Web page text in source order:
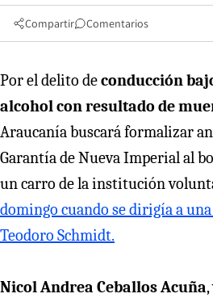
Compartir Comentarios
Por el delito deconducción
alcohol con resultado de
Araucanía buscará formalizar
Garantía de Nueva Imperial al
un carro de la institución
domingo cuando se dirigía a
Teodoro Schmidt.
Nicol Andrea Ceballos Acuña